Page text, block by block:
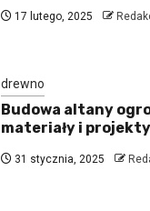
17 lutego, 2025
drewno
Budowa altany
materiały i projekty
31 stycznia, 2025